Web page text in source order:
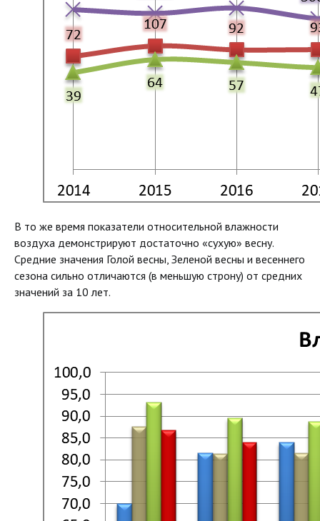
В то же время показатели относительной влажности
воздуха демонстрируют достаточно «сухую» весну.
Средние значения Голой весны, Зеленой весны и весеннего
сезона сильно отличаются (в меньшую строну) от средних
значений за 10 лет.